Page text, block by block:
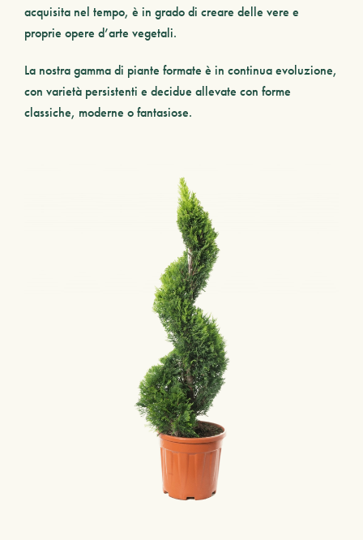
acquisita nel tempo, è in grado di creare delle vere e
proprie opere d’arte vegetali.
La nostragamma di piante formate è in continua evoluzione,
con varietà persistenti e decidue allevate con forme
classiche, moderne o fantasiose.